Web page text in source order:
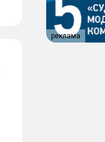
реклама